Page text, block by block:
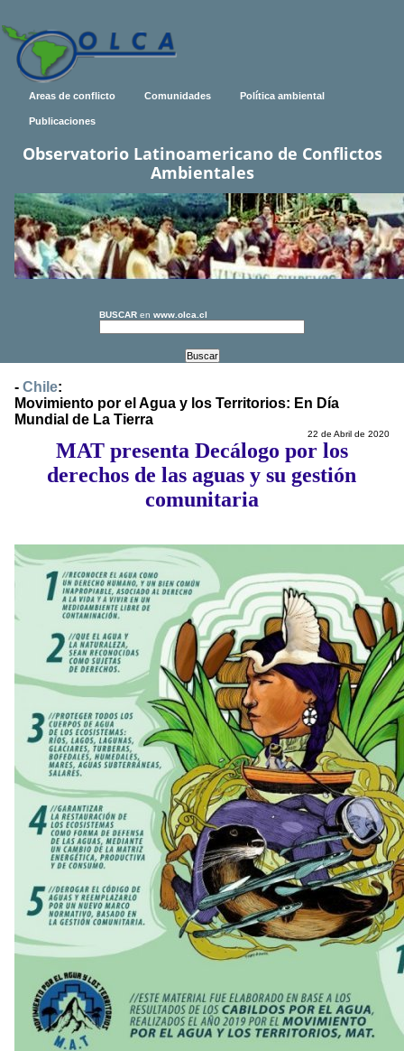
Areas de conflicto Comunidades Política ambiental
Publicaciones
Observatorio Latinoamericano de Conflictos
Ambientales
BUSCAR en www.olca.cl
- Chile:
Movimiento por el Agua y los Territorios: En Día
Mundial de La Tierra
22 de Abril de 2020
MAT presenta Decálogo por los
derechos de las aguas y su gestión
comunitaria